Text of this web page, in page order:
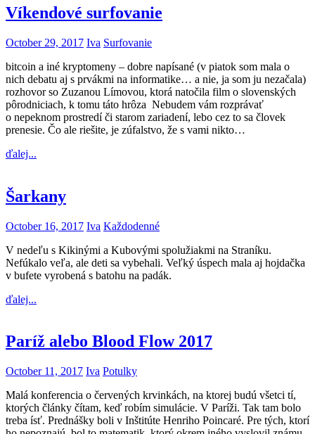
Víkendové surfovanie
October 29, 2017 Iva Surfovanie
bitcoin a iné kryptomeny – dobre napísané (v piatok som mala o
nich debatu aj s prvákmi na informatike… a nie, ja som ju nezačala)
rozhovor so Zuzanou Límovou, ktorá natočila film o slovenských
pôrodniciach, k tomu táto hrôza Nebudem vám rozprávať
o nepeknom prostredí či starom zariadení, lebo cez to sa človek
prenesie. Čo ale riešite, je zúfalstvo, že s vami nikto…
ďalej...
Šarkany
October 16, 2017 Iva Každodenné
V nedeľu s Kikinými a Kubovými spolužiakmi na Straníku.
Nefúkalo veľa, ale deti sa vybehali. Veľký úspech mala aj hojdačka
v bufete vyrobená s batohu na padák.
ďalej...
Paríž alebo Blood Flow 2017
October 11, 2017 Iva Potulky
Malá konferencia o červených krvinkách, na ktorej budú všetci tí,
ktorých články čítam, keď robím simulácie. V Paríži. Tak tam bolo
treba ísť. Prednášky boli v Inštitúte Henriho Poincaré. Pre tých, ktorí